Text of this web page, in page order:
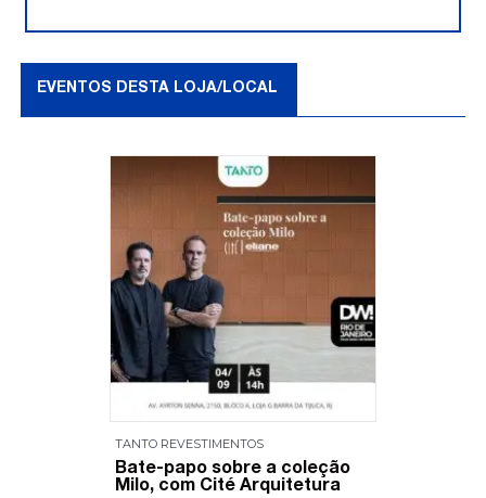
EVENTOS DESTA LOJA/LOCAL
TANTO REVESTIMENTOS
Bate-papo sobre a coleção
Milo, com Cité Arquitetura